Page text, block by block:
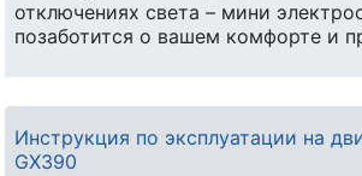
отключениях света – мини
позаботится о вашем комфорте и
Инструкция по эксплуатации на
GX390